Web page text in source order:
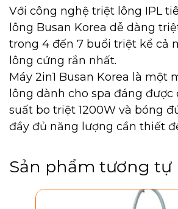
Với công nghệ triệt lông IPL
lông Busan Korea dễ dàng
trong 4 đến 7 buổi triệt kể cả
lông cứng rắn nhất.
Máy 2in1 Busan Korea là một
lông dành cho spa đáng được
suất bo triệt 1200W và bóng
đầy đủ năng lượng cần thiết
Sản phẩm tương tự